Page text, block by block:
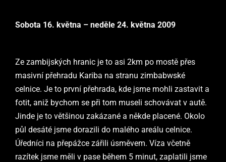
Sobota 16. května – neděle 24. května 2009
Ze zambijských hranic je to asi 2km po mostě přes
masivní přehradu Kariba na stranu zimbabwské
celnice. Je to první přehrada, kde jsme mohli zastavit a
fotit, aniž bychom se při tom museli schovávat v autě.
Jinde je to většinou zakázané a někde placené. Okolo
půl desáté jsme dorazili do malého areálu celnice.
Úředníci na přepážce zářili úsměvem. Víza včetně
razítek jsme měli v pase během 5 minut, zaplatili jsme